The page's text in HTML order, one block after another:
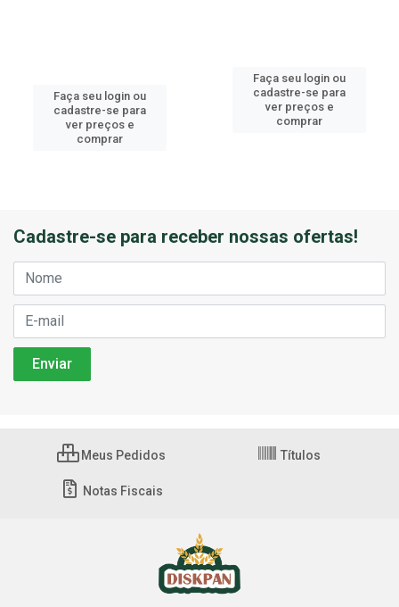
Faça seu login ou
cadastre-se para
ver preços e
comprar
Faça seu login ou
cadastre-se para
ver preços e
comprar
Cadastre-se para receber nossas ofertas!
Meus Pedidos Títulos
Notas Fiscais